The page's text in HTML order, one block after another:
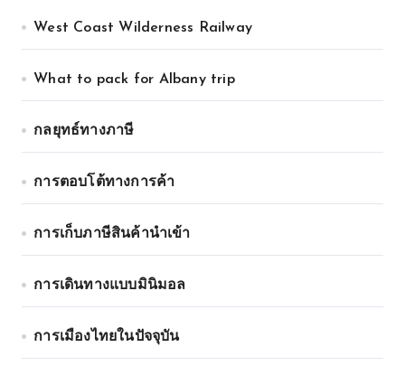
West Coast Wilderness Railway
What to pack for Albany trip
กลยุทธ์ทางภาษี
การตอบโต้ทางการค้า
การเก็บภาษีสินค้านำเข้า
การเดินทางแบบมินิมอล
การเมืองไทยในปัจจุบัน